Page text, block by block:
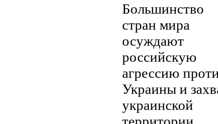
Большинство
стран мира
осуждают
российскую
агрессию
Украины и
украинской